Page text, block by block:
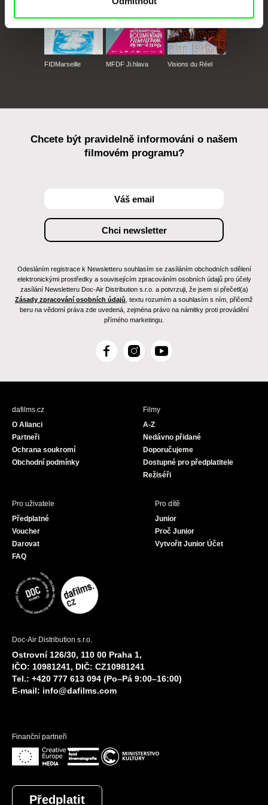
FIDMarseille MFDF Ji.hlava Visions du Réel
Chcete být pravidelně informováni o našem
filmovém programu?
Odesláním registrace k Newsletteru souhlasím se zasíláním obchodních sdělení
elektronickými prostředky a souvisejícím zpracováním osobních údajů pro účely
zasílání Newsletteru Doc-Air Distribution s.r.o. a potvrzuji, že jsem si přečetl(a)
Zásady zpracování osobních údajů , textu rozumím a souhlasím s ním, přičemž
beru na vědomí práva zde uvedená, zejména právo na námitky proti provádění
přímého marketingu.
F
c
I
s
Y
u
dafilms.cz
O Alianci
Partneři
Ochrana soukromí
Obchodní podmínky
Filmy
A-Z
Nedávno přidané
Doporučujeme
Dostupné pro předplatitele
Režiséři
Pro uživatele
Předplatné
Voucher
Darovat
FAQ
Pro dítě
Junior
Proč Junior
Vytvořit Junior Účet
Doc-Air Distribution s.r.o.
Ostrovní 126/30, 110 00 Praha 1,
IČO: 10981241, DIČ: CZ10981241
Tel.: +420 777 613 094 (Po–Pá 9:00–16:00)
E-mail: info@dafilms.com
Finanční partneři
Předplatit